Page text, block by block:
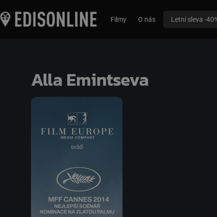
Filmy O nás Letní sleva -
Alla Emintseva